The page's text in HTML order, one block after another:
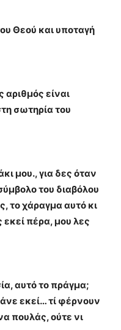
Θεού και υποταγή
είναι
σωτηρία του
μου., για δες όταν
του διαβόλου
το χάραγμα αυτό κι
εκεί πέρα, μου λες
αυτό το πράγμα;
εκεί… τί φέρνουν
πουλάς, ούτε νι